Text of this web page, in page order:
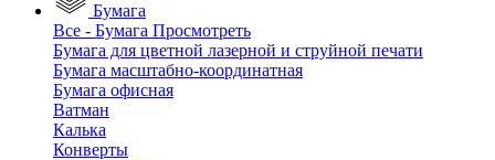
Бумага
Все - Бумага Просмотреть
Бумага для цветной лазерной и струйной печати
Бумага масштабно-координатная
Бумага офисная
Ватман
Калька
Конверты